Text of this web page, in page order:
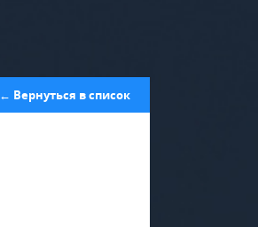
← Вернуться в список